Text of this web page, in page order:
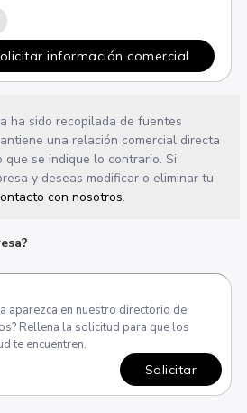
información comercial
ha sido recopilada de fuentes
una relación comercial directa
que se indique lo contrario. Si
y deseas modificar o eliminar tu
con nosotros.
aparezca en nuestro directorio de
Rellena la solicitud para que los
te encuentren.
Solicitar